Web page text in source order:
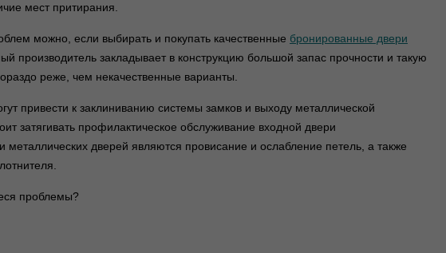
мест притирания.
можно, если выбирать и покупать качественные бронированные двери
производитель закладывает в конструкцию большой запас прочности и такую
реже, чем некачественные варианты.
привести к заклиниванию системы замков и выходу металлической
затягивать профилактическое обслуживание входной двери
дверей являются провисание и ослабление петель, а также
проблемы?